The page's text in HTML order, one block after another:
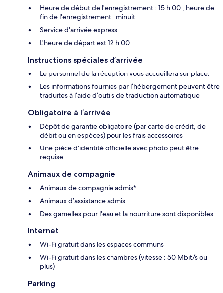
Heure de début de l'enregistrement : 15 h 00 ; heure de
fin de l'enregistrement : minuit.
Service d'arrivée express
L'heure de départ est 12 h 00
Instructions spéciales d’arrivée
Le personnel de la réception vous accueillera sur place.
Les informations fournies par l’hébergement peuvent être
traduites à l’aide d’outils de traduction automatique
Obligatoire à l’arrivée
Dépôt de garantie obligatoire (par carte de crédit, de
débit ou en espèces) pour les frais accessoires
Une pièce d'identité officielle avec photo peut être
requise
Animaux de compagnie
Animaux de compagnie admis*
Animaux d’assistance admis
Des gamelles pour l'eau et la nourriture sont disponibles
Internet
Wi-Fi gratuit dans les espaces communs
Wi-Fi gratuit dans les chambres (vitesse : 50 Mbit/s ou
plus)
Parking